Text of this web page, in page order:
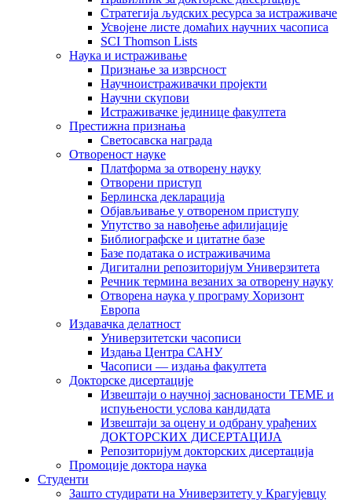
Стратегија људских ресурса за истраживаче
Усвојене листе домаћих научних часописа
SCI Thomson Lists
Наука и истраживање
Признање за изврсност
Научноистраживачки пројекти
Научни скупови
Истраживачке јединице факултета
Престижна признања
Светосавска награда
Отвореност науке
Платформа за отворену науку
Отворени приступ
Берлинска декларација
Објављивање у отвореном приступу
Упутство за навођење афилијације
Библиографске и цитатне базе
Базе података о истраживачима
Дигитални репозиторијум Универзитета
Рeчник термина везаних за отворену науку
Отворена наука у програму Хоризонт
Европа
Издавачка делатност
Универзитетски часописи
Издања Центра САНУ
Часописи — издања факултета
Докторске дисертације
Извештаји о научној заснованости ТЕМЕ и
испуњености услова кандидата
Извештаји за оцену и одбрану урађених
ДОКТОРСКИХ ДИСЕРТАЦИЈА
Репозиторијум докторских дисертација
Промоције доктора наука
Студенти
Зашто студирати на Универзитету у Крагујевцу